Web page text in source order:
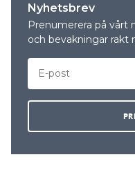
Nyhetsbrev
Prenumerera på vårt
och bevakningar rakt